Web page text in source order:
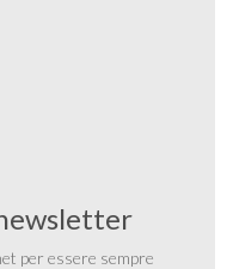
per essere sempre